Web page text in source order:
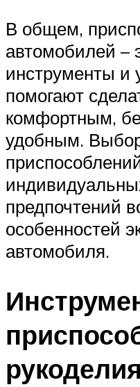
В общем,
автомобилей –
инструменты и
помогают
комфортным,
удобным.
предпочтений
особенностей
автомобиля.
рукоделия